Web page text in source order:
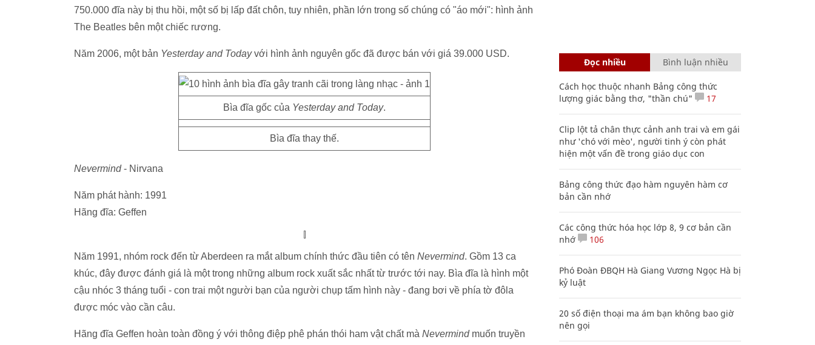
750.000 đĩa này bị thu hồi, một số bị lấp đất chôn, tuy nhiên, phần lớn trong số chúng có "áo mới": hình ảnh
The Beatles bên một chiếc rương.
Năm 2006, một bản Yesterday and Todayvới hình ảnh nguyên gốc đã được bán với giá 39.000 USD.
Bìa đĩa gốc của Yesterday and Today.
Bìa đĩa thay thế.
Nevermind- Nirvana
Năm phát hành: 1991
Hãng đĩa: Geffen
Năm 1991, nhóm rock đến từ Aberdeen ra mắt album chính thức đầu tiên có tên Nevermind. Gồm 13 ca
khúc, đây được đánh giá là một trong những album rock xuất sắc nhất từ trước tới nay. Bìa đĩa là hình một
cậu nhóc 3 tháng tuổi - con trai một người bạn của người chụp tấm hình này - đang bơi về phía tờ đôla
được móc vào cần câu.
Hãng đĩa Geffen hoàn toàn đồng ý với thông điệp phê phán thói ham vật chất mà Nevermindmuốn truyền
Đọc nhiều Bình luận nhiều
Cách học thuộc nhanh Bảng công thức
lượng giác bằng thơ, "thần chú"
17
Clip lột tả chân thực cảnh anh trai và em gái
như 'chó với mèo', người tinh ý còn phát
hiện một vấn đề trong giáo dục con
Bảng công thức đạo hàm nguyên hàm cơ
bản cần nhớ
Các công thức hóa học lớp 8, 9 cơ bản cần
nhớ
106
Phó Đoàn ĐBQH Hà Giang Vương Ngọc Hà bị
kỷ luật
20 số điện thoại ma ám bạn không bao giờ
nên gọi